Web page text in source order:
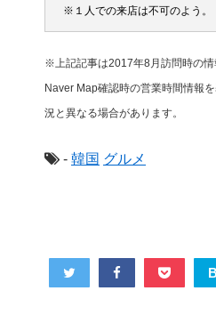
※１人での来店は不可のよう。
※上記記事は2017年8月訪問時の
Naver Map確認時の営業時間情報
況と異なる場合があります。
- 韓国 グルメ